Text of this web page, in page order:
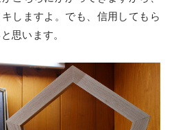
しますよ。でも、信用してもら
思います。